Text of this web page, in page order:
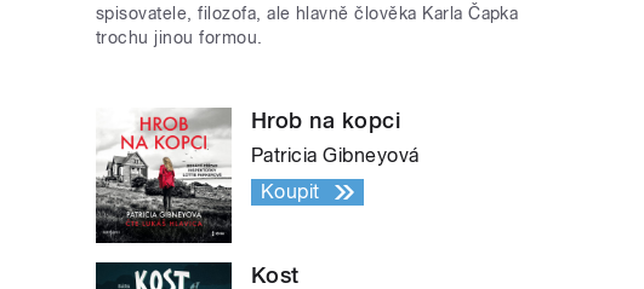
spisovatele, filozofa, ale hlavně člověka Karla Čapka
trochu jinou formou.
Hrob na kopci
Patricia Gibneyová
Koupit
Kost